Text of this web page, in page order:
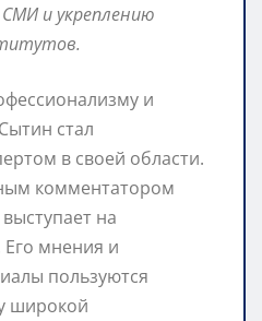
и укреплению
и
стал
в своей области.
комментатором
на
мнения и
пользуются
широкой